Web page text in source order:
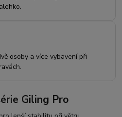
osoby a více vybavení při
Giling Pro